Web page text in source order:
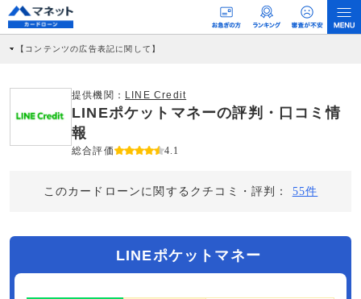
【コンテンツの広告表記に関して】
社に対して企業から紹介報酬が支払われるという収益モデルです。 ただし、特定の
商品を根拠なくPRするものではなく、当編集部の調査／ユーザーへの口コミ収集な
どに基づき、公平性を担保した情報提供を行っています。
提供機関： LINE Credit
LINEポケットマネーの評判・口コミ情
報
総合評価 4.1
このカードローンに関するクチコミ・評判： 55件
LINEポケットマネー